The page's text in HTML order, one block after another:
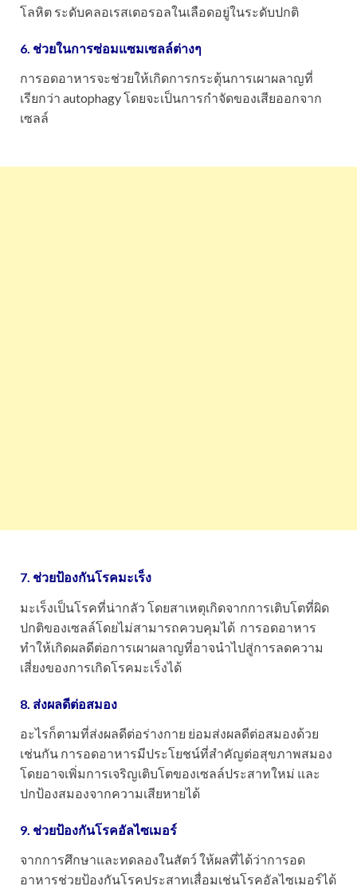
โลหิต ระดับคลอเรสเตอรอลในเลือดอยู่ในระดับปกติ
6. ช่วยในการซ่อมแซมเซลล์ต่างๆ
การอดอาหารจะช่วยให้เกิดการกระตุ้นการเผาผลาญที่
เรียกว่า autophagy โดยจะเป็นการกำจัดของเสียออกจาก
เซลล์
7. ช่วยป้องกันโรคมะเร็ง
มะเร็งเป็นโรคที่น่ากลัว โดยสาเหตุเกิดจากการเติบโตที่ผิด
ปกติของเซลล์โดยไม่สามารถควบคุมได้ การอดอาหาร
ทำให้เกิดผลดีต่อการเผาผลาญที่อาจนำไปสู่การลดความ
เสี่ยงของการเกิดโรคมะเร็งได้
8. ส่งผลดีต่อสมอง
อะไรก็ตามที่ส่งผลดีต่อร่างกาย ย่อมส่งผลดีต่อสมองด้วย
เช่นกัน การอดอาหารมีประโยชน์ที่สำคัญต่อสุขภาพสมอง
โดยอาจเพิ่มการเจริญเติบโตของเซลล์ประสาทใหม่ และ
ปกป้องสมองจากความเสียหายได้
9. ช่วยป้องกันโรคอัลไซเมอร์
จากการศึกษาและทดลองในสัตว์ ให้ผลที่ได้ว่าการอด
อาหารช่วยป้องกันโรคประสาทเสื่อมเช่นโรคอัลไซเมอร์ได้